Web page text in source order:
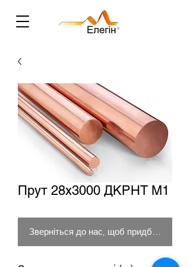
Прут 28х3000 ДКРНТ М1
Зверніться до нас, щоб придбати товар